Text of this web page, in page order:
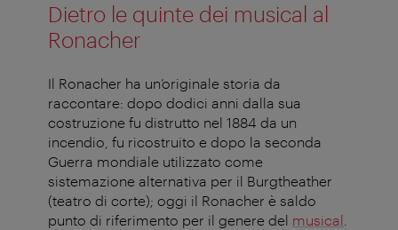
Dietro le quinte dei musical al
Ronacher
Il Ronacher ha un’originale storia da
raccontare: dopo dodici anni dalla sua
costruzione fu distrutto nel 1884 da un
incendio, fu ricostruito e dopo la seconda
Guerra mondiale utilizzato come
sistemazione alternativa per il Burgtheather
(teatro di corte); oggi il Ronacher è saldo
punto di riferimento per il genere del musical